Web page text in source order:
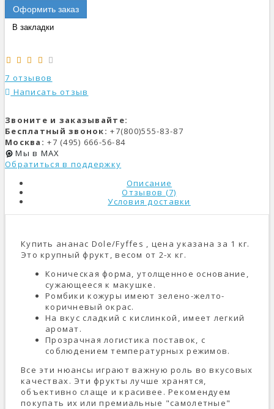
Оформить заказ
В закладки
7 отзывов
Написать отзыв
Звоните и заказывайте:
Бесплатный звонок: +7(800)555-83-87
Москва: +7 (495) 666-56-84
Мы в MAX
Обратиться в поддержку
Описание
Отзывов (7)
Условия доставки
Купить ананас Dole/Fyffes , цена указана за 1 кг.
Это крупный фрукт, весом от 2-х кг.
Коническая форма, утолщенное основание,
сужающееся к макушке.
Ромбики кожуры имеют зелено-желто-
коричневый окрас.
На вкус сладкий с кислинкой, имеет легкий
аромат.
Прозрачная логистика поставок, с
соблюдением температурных режимов.
Все эти нюансы играют важную роль во вкусовых
качествах. Эти фрукты лучше хранятся,
объективно слаще и красивее. Рекомендуем
покупать их или премиальные "самолетные"